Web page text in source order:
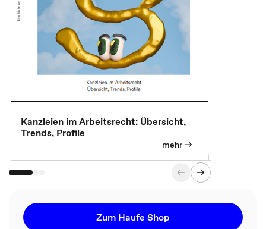
Kanzleien im Arbeitsrecht: Übersicht,
Trends, Profile
mehr
Zum Haufe Shop